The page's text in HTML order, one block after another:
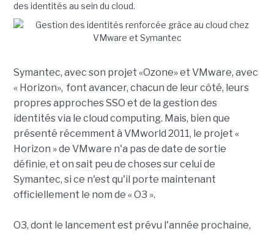
des identités au sein du cloud.
Symantec, avec son projet «Ozone» et VMware, avec
« Horizon», font avancer, chacun de leur côté, leurs
propres approches SSO et de la gestion des
identités via le cloud computing. Mais, bien que
présenté récemment à VMworld 2011, le projet «
Horizon » de VMware n'a pas de date de sortie
définie, et on sait peu de choses sur celui de
Symantec, si ce n'est qu'il porte maintenant
officiellement le nom de « O3 ».
O3, dont le lancement est prévu l'année prochaine,